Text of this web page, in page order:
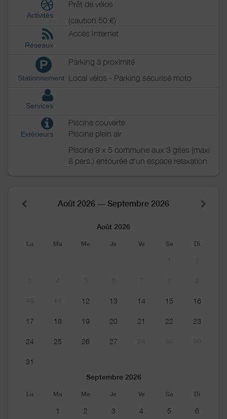
Activités
Prêt de vélos
(caution 50 €)
Réseaux
Accès Internet
P
Stationnement
Parking à proximité
Local vélos - Parking sécurisé moto
Services
Extérieurs
Piscine couverte
Piscine plein air
Piscine 9 x 5 commune aux 3 gites (maxi
8 pers.) entourée d'un espace relaxation
Août 2026 — Septembre 2026
Août 2026
Lu Ma Me Je Ve Sa Di
12 13 14 15 16
17 18 19 20 21 22 23
24 25 26 27
31
Septembre 2026
Lu Ma Me Je Ve Sa Di
1 2 3 4 5 6